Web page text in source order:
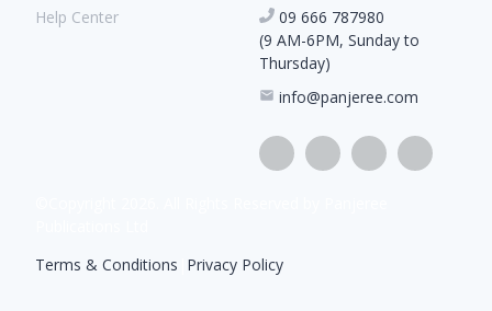
Help Center
09 666 787980
(9 AM-6PM, Sunday to
Thursday)
info@panjeree.com
Terms & Conditions Privacy Policy